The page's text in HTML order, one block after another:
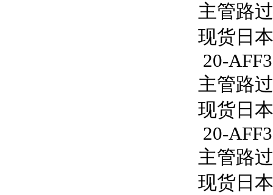
主管路
现货日
20-
主管路
现货日
20-
主管路
现货日